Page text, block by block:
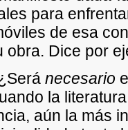
para
de esa
obra. Dice por
necesario
la
aún la más